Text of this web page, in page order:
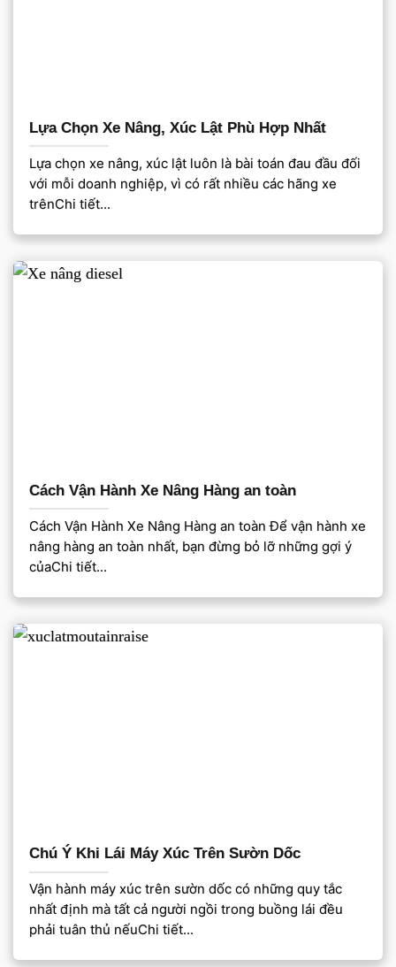
Lựa Chọn Xe Nâng, Xúc Lật Phù Hợp Nhất
Lựa chọn xe nâng, xúc lật luôn là bài toán đau đầu đối
với mỗi doanh nghiệp, vì có rất nhiều các hãng xe
trênChi tiết...
Cách Vận Hành Xe Nâng Hàng an toàn
Cách Vận Hành Xe Nâng Hàng an toàn Để vận hành xe
nâng hàng an toàn nhất, bạn đừng bỏ lỡ những gợi ý
củaChi tiết...
Chú Ý Khi Lái Máy Xúc Trên Sườn Dốc
Vận hành máy xúc trên sườn dốc có những quy tắc
nhất định mà tất cả người ngồi trong buồng lái đều
phải tuân thủ nếuChi tiết...